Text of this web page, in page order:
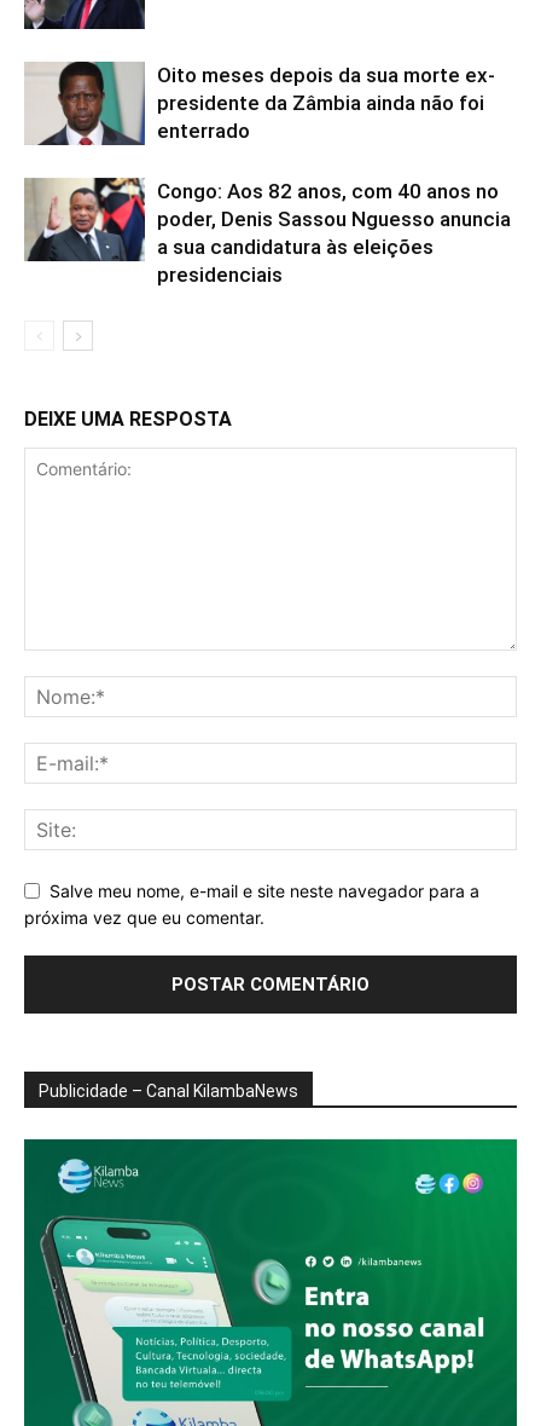
Oito meses depois da sua morte ex-
presidente da Zâmbia ainda não foi
enterrado
Congo: Aos 82 anos, com 40 anos no
poder, Denis Sassou Nguesso anuncia
a sua candidatura às eleições
presidenciais
DEIXE UMA RESPOSTA
Salve meu nome, e-mail e site neste navegador para a
próxima vez que eu comentar.
Publicidade – Canal KilambaNews